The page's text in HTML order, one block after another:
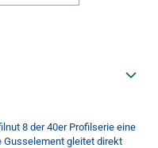
8 der 40er Profilserie eine
Gusselement gleitet direkt